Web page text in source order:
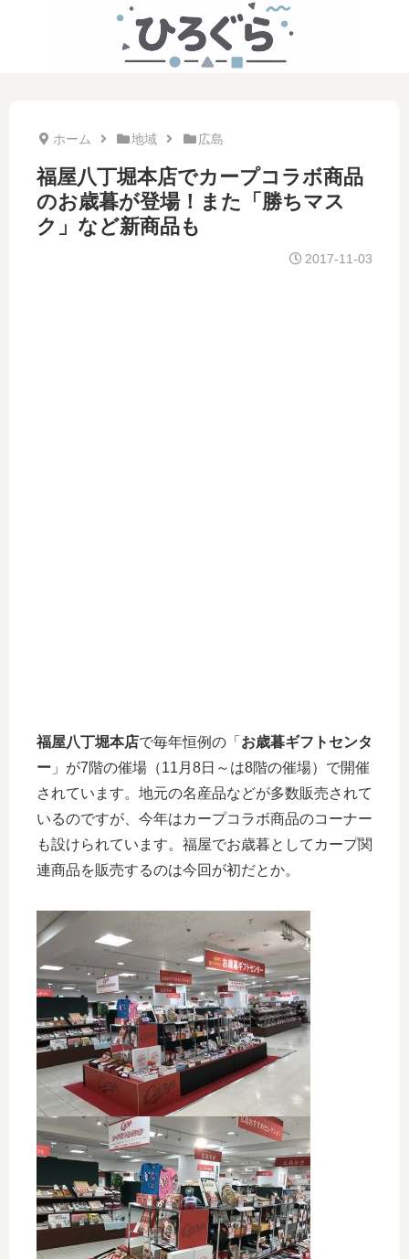
ホーム 地域 広島
福屋八丁堀本店でカープコラボ商品
のお歳暮が登場！また「勝ちマス
ク」など新商品も
2017-11-03
福屋八丁堀本店で毎年恒例の「 お歳暮ギフトセンタ
ー 」が7階の催場（11月8日～は8階の催場）で開催
されています。地元の名産品などが多数販売されて
いるのですが、今年はカープコラボ商品のコーナー
も設けられています。福屋でお歳暮としてカープ関
連商品を販売するのは今回が初だとか。